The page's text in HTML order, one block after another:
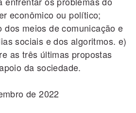
econômico ou político;
dos meios de comunicação e
sociais e dos algoritmos. e)
as três últimas propostas
da sociedade.
de 2022